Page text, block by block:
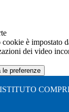
cookie è impostato
dei video
le preferenze
ISTITUTO